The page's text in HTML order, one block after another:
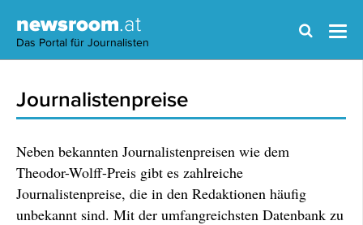
newsroom.at
Das Portal für Journalisten
Journalistenpreise
Neben bekannten Journalistenpreisen wie dem
Theodor-Wolff-Preis gibt es zahlreiche
Journalistenpreise, die in den Redaktionen häufig
unbekannt sind. Mit der umfangreichsten Datenbank zu